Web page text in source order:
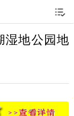
湿地公园地